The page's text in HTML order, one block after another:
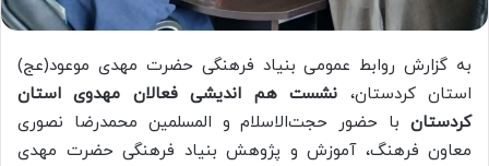
به گزارش روابط عمومی بنیاد فرهنگی حضرت مهدی موعود(عج)
استان کردستان، نشست هم اندیشی فعالان مهدوی استان
کردستان با حضور حجت‌الاسلام و المسلمین محمدرضا نصوری
معاون فرهنگ، آموزش و پژوهش بنیاد فرهنگی حضرت مهدی